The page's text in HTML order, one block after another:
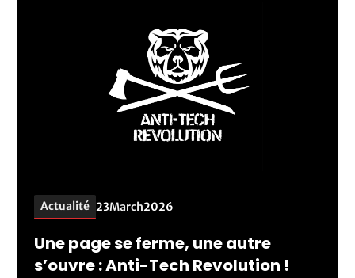
Actualité 23March2026
Une page se ferme, une autre
s’ouvre : Anti-Tech Revolution !